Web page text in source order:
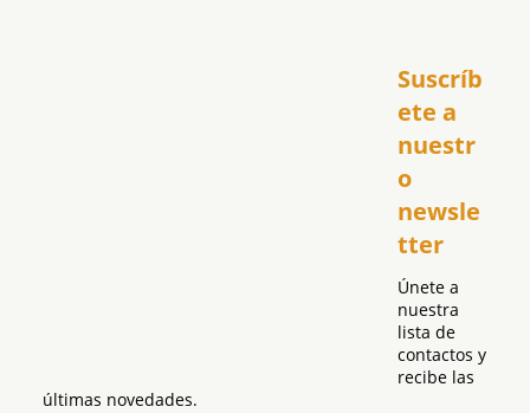
Suscríb
ete a
nuestr
o
newsle
tter
Únete a
nuestra
lista de
contactos y
recibe las
últimas novedades.